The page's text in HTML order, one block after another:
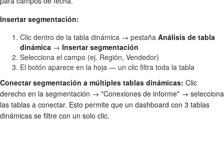
Insertar segmentación:
Clic dentro de la tabla dinámica → pestaña Análisis de tabla
dinámica → Insertar segmentación
Selecciona el campo (ej. Región, Vendedor)
El botón aparece en la hoja — un clic filtra toda la tabla
Conectar segmentación a múltiples tablas dinámicas: Clic
derecho en la segmentación → "Conexiones de informe" → selecciona
las tablas a conectar. Esto permite que un dashboard con 3 tablas
dinámicas se filtre con un solo clic.